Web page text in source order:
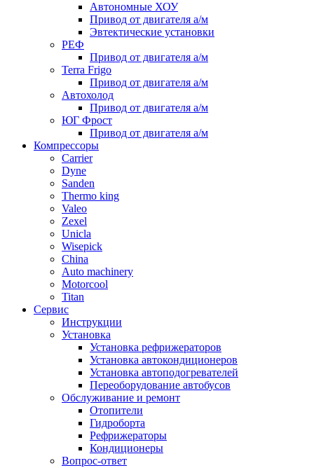
Автономные ХОУ
Привод от двигателя а/м
Эвтектические установки
РЕФ
Привод от двигателя а/м
Terra Frigo
Привод от двигателя а/м
Автохолод
Привод от двигателя а/м
ЮГ Фрост
Привод от двигателя а/м
Компрессоры
Carrier
Dyne
Sanden
Thermo king
Valeo
Zexel
Unicla
Wisepick
China
Auto machinery
Motorcool
Titan
Сервис
Инструкции
Установка
Установка рефрижераторов
Установка автокондиционеров
Установка автоподогревателей
Переоборудование автобусов
Обслуживание и ремонт
Отопители
Гидроборта
Рефрижераторы
Кондиционеры
Вопрос-ответ